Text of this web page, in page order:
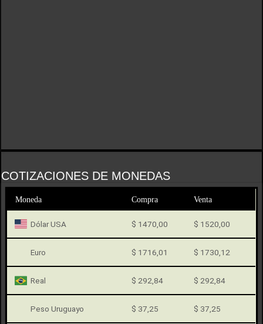
COTIZACIONES DE MONEDAS
Moneda Compra Venta
Dólar USA $ 1470,00 $ 1520,00
Euro $ 1716,01 $ 1730,12
Real $ 292,84 $ 292,84
Peso Uruguayo $ 37,25 $ 37,25